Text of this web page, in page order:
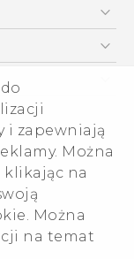
i zapewniają
Można
klikając na
Można
na temat
i
guide